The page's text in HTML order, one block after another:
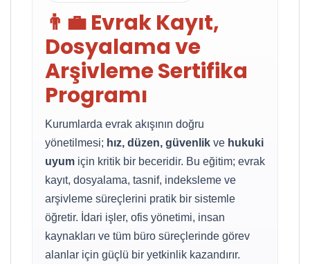
👨‍💼 Evrak Kayıt,
Dosyalama ve
Arşivleme Sertifika
Programı
Kurumlarda evrak akışının doğru
yönetilmesi; hız, düzen, güvenlik ve hukuki
uyum için kritik bir beceridir. Bu eğitim; evrak
kayıt, dosyalama, tasnif, indeksleme ve
arşivleme süreçlerini pratik bir sistemle
öğretir. İdari işler, ofis yönetimi, insan
kaynakları ve tüm büro süreçlerinde görev
alanlar için güçlü bir yetkinlik kazandırır.